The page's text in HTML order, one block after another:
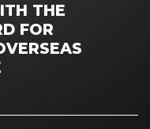
THE
FOR